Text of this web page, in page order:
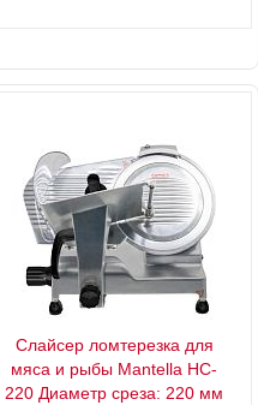
Слайсер ломтерезка для
мяса и рыбы Mantella HC-
220 Диаметр среза: 220 мм